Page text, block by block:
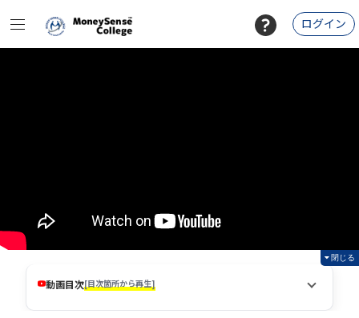
ログイン
閉じる
動画目次[目次箇所から再生]